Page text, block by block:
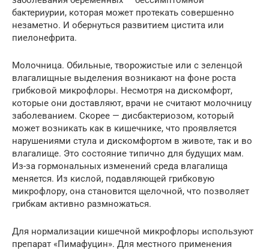
бактериурии, которая может протекать совершенно
незаметно. И обернуться развитием цистита или
пиелонефрита.
Молочница. Обильные, творожистые или с зеленцой
влагалищные выделения возникают на фоне роста
грибковой микрофлоры. Несмотря на дискомфорт,
которые они доставляют, врачи не считают молочницу
заболеванием. Скорее — дисбактериозом, который
может возникать как в кишечнике, что проявляется
нарушениями стула и дискомфортом в животе, так и во
влагалище. Это состояние типично для будущих мам.
Из-за гормональных изменений среда влагалища
меняется. Из кислой, подавляющей грибковую
микрофлору, она становится щелочной, что позволяет
грибкам активно размножаться.
Для нормализации кишечной микрофлоры используют
препарат «Пимафуцин». Для местного применения